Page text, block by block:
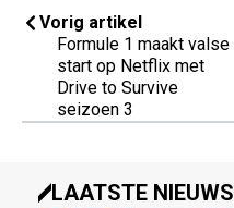
Vorig artikel
Formule 1 maakt valse
start op Netflix met
Drive to Survive
seizoen 3
LAATSTE NIEUWS